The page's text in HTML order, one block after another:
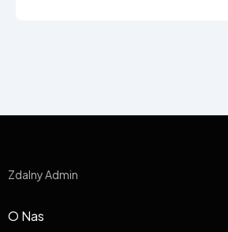
Zdalny Admin
O Nas